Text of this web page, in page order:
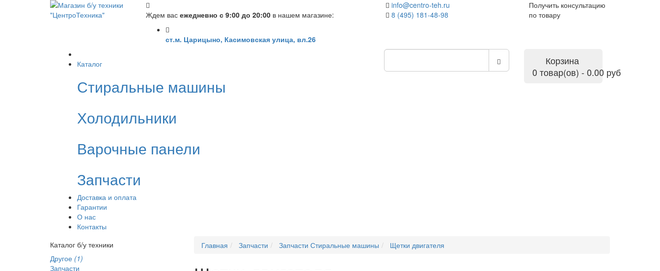
Ждем вас ежедневно с 9:00 до 20:00 в нашем магазине:
ст.м. Царицыно, Касимовская улица, вл.26
info@centro-teh.ru
8 (495) 181-48-98
Получить консультацию
по товару
Каталог
Стиральные машины
Холодильники
Варочные панели
Запчасти
Доставка и оплата
Гарантии
О нас
Контакты
Корзина
0 товар(ов) - 0.00 руб
Каталог б/у техники
Другое (1)
Запчасти
Главная Запчасти Запчасти Стиральные машины Щетки двигателя